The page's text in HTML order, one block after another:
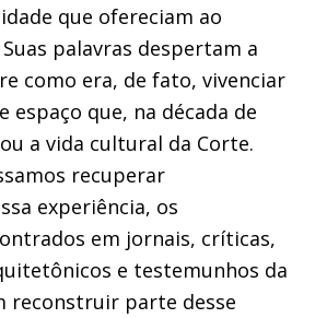
que ofereciam ao
palavras despertam a
como era, de fato, vivenciar
espaço que, na década de
a vida cultural da Corte.
recuperar
experiência, os
em jornais, críticas,
e testemunhos da
reconstruir parte desse